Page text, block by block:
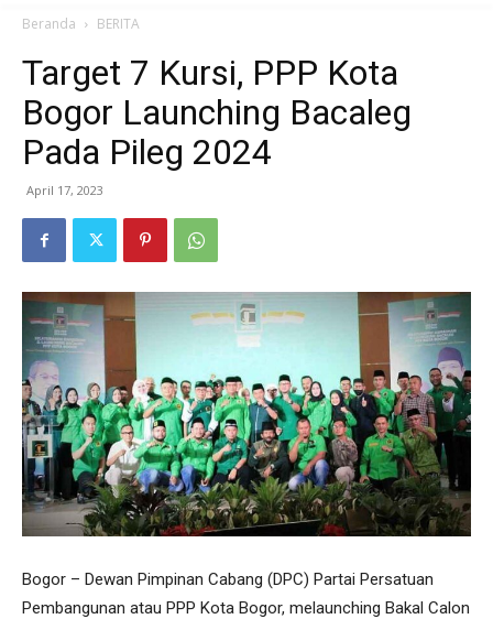
Beranda BERITA
Target 7 Kursi, PPP Kota
Bogor Launching Bacaleg
Pada Pileg 2024
April 17, 2023
Bogor – Dewan Pimpinan Cabang (DPC) Partai Persatuan
Pembangunan atau PPP Kota Bogor, melaunching Bakal Calon